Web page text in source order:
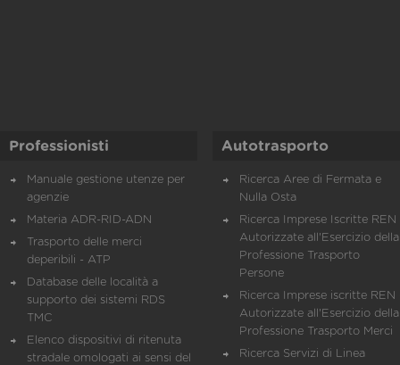
Professionisti
Manuale gestione utenze per
agenzie
Materia ADR-RID-ADN
Trasporto delle merci
deperibili - ATP
Database delle località a
supporto dei sistemi RDS
TMC
Elenco dispositivi di ritenuta
stradale omologati ai sensi del
Autotrasporto
Ricerca Aree di Fermata e
Nulla Osta
Ricerca Imprese Iscritte REN
Autorizzate all'Esercizio della
Professione Trasporto
Persone
Ricerca Imprese iscritte REN
Autorizzate all'Esercizio della
Professione Trasporto Merci
Ricerca Servizi di Linea